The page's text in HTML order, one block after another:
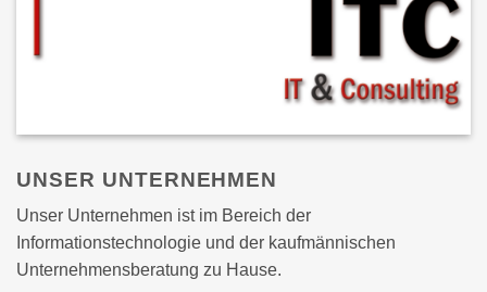
UNSER UNTERNEHMEN
Unser Unternehmen ist im Bereich der
Informationstechnologie und der kaufmännischen
Unternehmensberatung zu Hause.